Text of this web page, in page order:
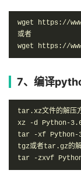
wget https://
或者
wget https://
7、编译
tar.xz文件的解压
xz -d Python-
tar -xf
tgz或者tar.gz的
tar -zxvf